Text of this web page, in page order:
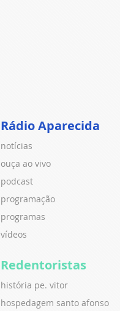
Rádio Aparecida
notícias
ouça ao vivo
podcast
programação
programas
vídeos
Redentoristas
história pe. vitor
hospedagem santo afonso